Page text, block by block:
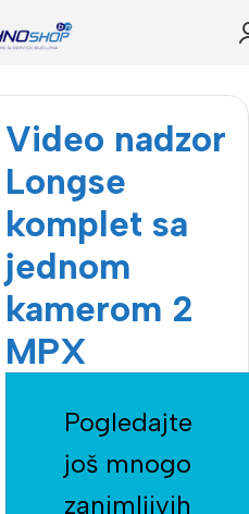
Video nadzor
Longse
komplet sa
jednom
kamerom 2
MPX
Pogledajte
još mnogo
zanimljivih